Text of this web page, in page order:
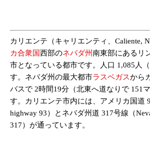
カリエンテ（キャリエンティ、Caliente,
カ合衆国西部のネバダ州南東部にあるリ
市となっている都市です。人口 1,085人
す。ネバダ州の最大都市ラスベガスから
バスで 2時間19分（北東へ道なりで 151
す。カリエンテ市内には、アメリカ国道
highway 93）とネバダ州道 317号線（
317）が通っています。